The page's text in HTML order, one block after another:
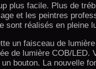
plus facile. Plus de
et les peintres
sont réalisés en pleine
un faisceau de
de lumière COB/
bouton. La nouvelle